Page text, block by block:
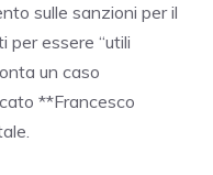
sulle sanzioni per il
per essere “utili
un caso
**Francesco